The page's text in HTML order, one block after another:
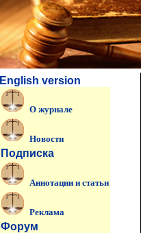
English version
О журнале
Новости
Подписка
Аннотации и статьи
Реклама
Форум